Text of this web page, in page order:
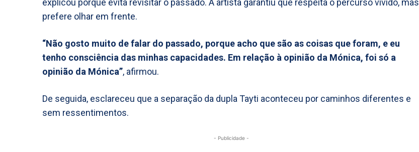
explicou porque evita revisitar o passado. A artista garantiu que respeita o percurso vivido, mas
prefere olhar em frente.
“Não gosto muito de falar do passado, porque acho que são as coisas que foram, e eu
tenho consciência das minhas capacidades. Em relação à opinião da Mónica, foi só a
opinião da Mónica”, afirmou.
De seguida, esclareceu que a separação da dupla Tayti aconteceu por caminhos diferentes e
sem ressentimentos.
- Publicidade -